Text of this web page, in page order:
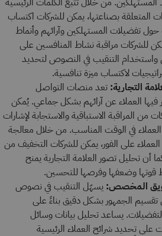
المتعلقة بصناعتها، يمكن للشركات اكتساب
تفضيلات المستهلكين وآرائهم وأنماط
للشركات مراقبة نشاط المنافسين على
واستخدام التنقيب في النصوص لتحديد
لاكتساب ميزة تنافسية.
التجارية: تعد منصات التواصل
فيها العملاء عن آرائهم بشكل جماعي. يُمكن
من المراقبة الاستباقية والاستجابة لإشارات
العملاء في الوقت المناسب. من خلال معالجة
على الفور، يمكن للشركات التخفيف من
أن تحليل تصور العلامة التجارية يمنح
قوتها وضعفها وفرصها للتحسين.
المخصص: يسهّل التنقيب في نصوص
تقسيم الجمهور بشكل دقيق بناءً على
يساعد تحليل بيانات وسائل
على تحديد شرائح العملاء الرئيسية